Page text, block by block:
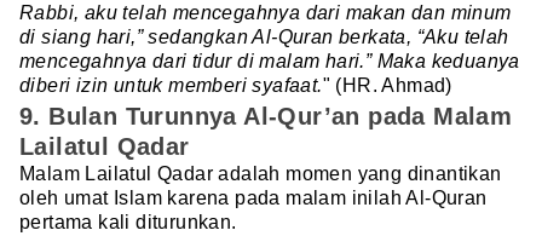
Rabbi, aku telah mencegahnya dari makan dan minum
di siang hari,” sedangkan Al-Quran berkata, “Aku telah
mencegahnya dari tidur di malam hari.” Maka keduanya
diberi izin untuk memberi syafaat." (HR. Ahmad)
9. Bulan Turunnya Al-Qur’an pada Malam
Lailatul Qadar
Malam Lailatul Qadar adalah momen yang dinantikan
oleh umat Islam karena pada malam inilah Al-Quran
pertama kali diturunkan.